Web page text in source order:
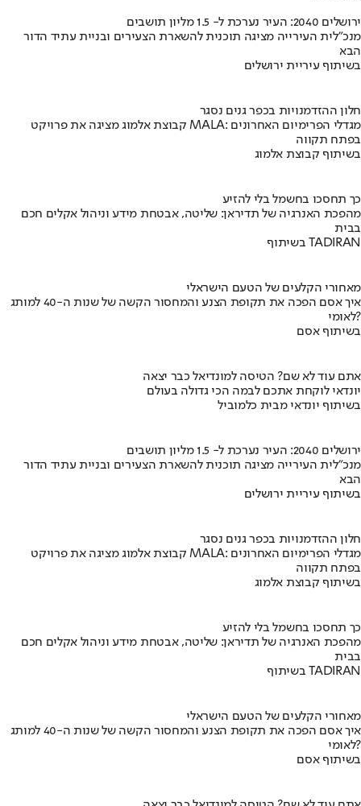
ירושלים 2040: העיר נערכת ל- 1.5 מליון תושבים
מנכ"לית העירייה מציגה תוכנית להשארת הצעירים ובניית עתיד הדור
הבא
בשיתוף עיריית ירושלים
חלון ההזדמנויות בכפר גנים נסגר
קבוצת אלמוג מציגה את פרויקט MALA: מגדלי הפרימיום האחרונים
בפתח תקווה
בשיתוף קבוצת אלמוג
כך תחסכו בחשמל בלי להזיע
מהפכת האנרגיה של תדיראן: שליטה, אבטחת מידע וניהול אקלים חכם
בבית
בשיתוף TADIRAN
מאחורי הקלעים של הטעם הישראלי
איך אסם הפכה את תקופת הצנע והמחסור הקשה של שנות ה-40 למותג
לאומי?
בשיתוף אסם
אתם עוד לא שם? הטיסה למונדיאל כבר יצאה
יונדאי לוקחת אתכם לבמה הכי גדולה בעולם
בשיתוף יונדאי מבית כלמוביל
ירושלים 2040: העיר נערכת ל- 1.5 מליון תושבים
מנכ"לית העירייה מציגה תוכנית להשארת הצעירים ובניית עתיד הדור
הבא
בשיתוף עיריית ירושלים
חלון ההזדמנויות בכפר גנים נסגר
קבוצת אלמוג מציגה את פרויקט MALA: מגדלי הפרימיום האחרונים
בפתח תקווה
בשיתוף קבוצת אלמוג
כך תחסכו בחשמל בלי להזיע
מהפכת האנרגיה של תדיראן: שליטה, אבטחת מידע וניהול אקלים חכם
בבית
בשיתוף TADIRAN
מאחורי הקלעים של הטעם הישראלי
איך אסם הפכה את תקופת הצנע והמחסור הקשה של שנות ה-40 למותג
לאומי?
בשיתוף אסם